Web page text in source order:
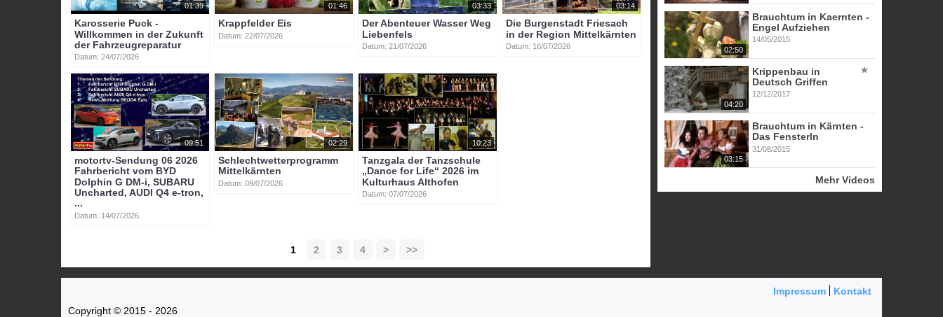
01:39
Karosserie Puck -
Willkommen in der Zukunft
der Fahrzeugreparatur
Datum: 24/07/2026
01:46
Krappfelder Eis
Datum: 22/07/2026
03:33
Der Abenteuer Wasser Weg
Liebenfels
Datum: 21/07/2026
03:14
Die Burgenstadt Friesach
in der Region Mittelkärnten
Datum: 16/07/2026
09:51
motortv-Sendung 06 2026
Fahrbericht vom BYD
Dolphin G DM-i, SUBARU
Uncharted, AUDI Q4 e-tron,
...
Datum: 14/07/2026
02:29
Schlechtwetterprogramm
Mittelkärnten
Datum: 09/07/2026
10:23
Tanzgala der Tanzschule
„Dance for Life“ 2026 im
Kulturhaus Althofen
Datum: 07/07/2026
1 2 3 4 > >>
02:50
Brauchtum in Kaernten -
Engel Aufziehen
14/05/2015
04:20
Krippenbau in
Deutsch Griffen
12/12/2017
03:15
Brauchtum in Kärnten -
Das Fensterln
31/08/2015
Mehr Videos
Impressum
Kontakt
Copyright © 2015 - 2026